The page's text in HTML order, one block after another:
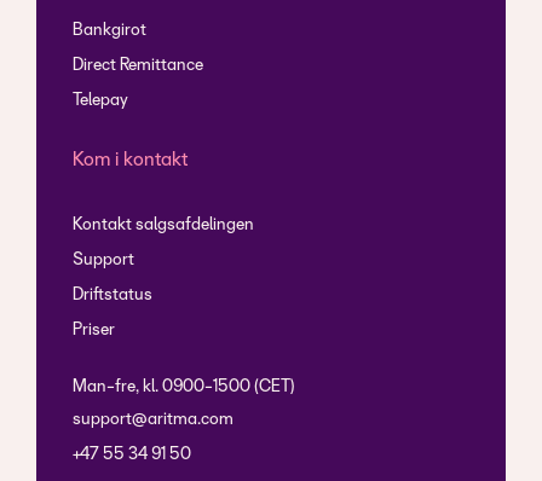
Bankgirot
Direct Remittance
Telepay
Kom i kontakt
Kontakt salgsafdelingen
Support
Driftstatus
Priser
Man-fre, kl. 0900-1500 (CET)
support@aritma.com
+47 55 34 91 50